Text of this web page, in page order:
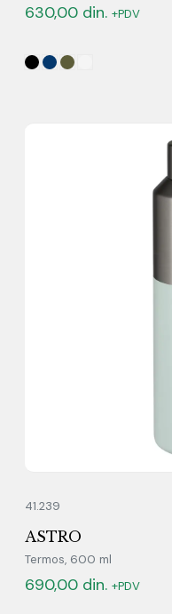
630,00 din. +PDV
41.239
ASTRO
Termos, 600 ml
690,00 din. +PDV